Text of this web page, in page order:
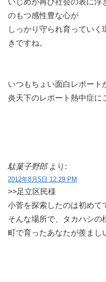
のもつ感性豊な心が
しっかり守られ育ってい
きですね。
いつもちょい面白レポート
炎天下のレポート熱中症に
駄菓子野郎 より:
2012年8月5日 12:29 PM
>>足立区民様
小菅を探索したのは初めて
そんな場所で、タカハシの
町で育ったあなたが羨まし